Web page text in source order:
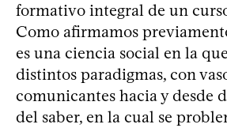
formativo integral de un
Como afirmamos
es una ciencia social en la
distintos paradigmas, con
comunicantes hacia y desde
del saber, en la cual se